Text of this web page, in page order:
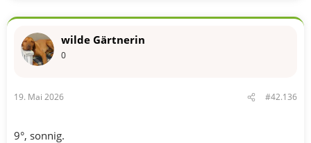
wilde Gärtnerin
0
19. Mai 2026 #42.136
9°, sonnig.